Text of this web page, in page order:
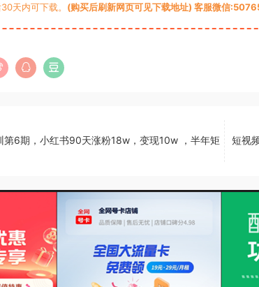
天内可下载。 (购买后刷新网页可见下载地址) 客服微信
第6期，小红书90天涨粉18w，变现10w ，半年矩
短视